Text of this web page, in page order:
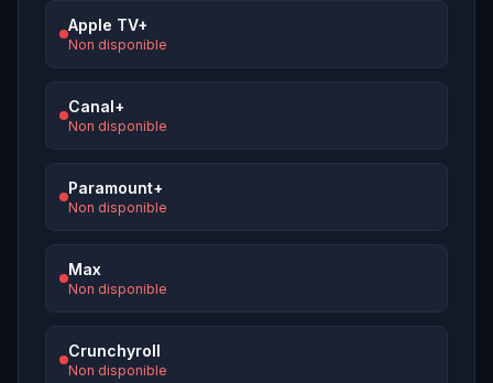
Apple TV+
Non disponible
Canal+
Non disponible
Paramount+
Non disponible
Max
Non disponible
Crunchyroll
Non disponible